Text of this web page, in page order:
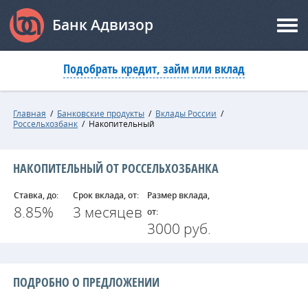
Банк Адвизор
Подобрать кредит, займ или вклад
Главная / Банковские продукты / Вклады России /
Россельхозбанк / Накопительный
НАКОПИТЕЛЬНЫЙ ОТ РОССЕЛЬХОЗБАНКА
Ставка, до:
8.85%
Срок вклада, от:
3 месяцев
Размер вклада,
от:
3000 руб.
ПОДРОБНО О ПРЕДЛОЖЕНИИ